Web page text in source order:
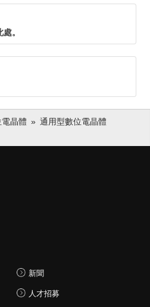
。
晶體
通用型數位電晶體
新聞
人才招募